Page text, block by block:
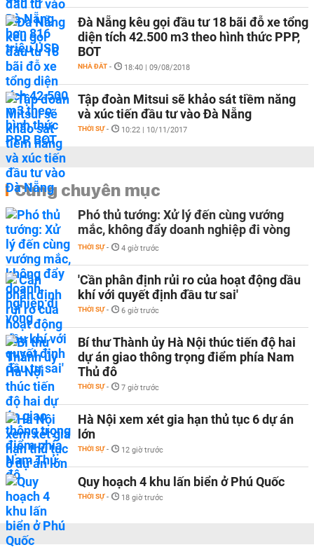
Đà Nẵng kêu gọi đầu tư 18 bãi đỗ xe tổng
diện tích 42.500 m3 theo hình thức PPP,
BOT
NHÀ ĐẤT - 18:40 | 09/08/2018
Tập đoàn Mitsui sẽ khảo sát tiềm năng
và xúc tiến đầu tư vào Đà Nẵng
THỜI SỰ - 10:22 | 10/11/2017
Cùng chuyên mục
Phó thủ tướng: Xử lý đến cùng vướng
mắc, không đẩy doanh nghiệp đi vòng
THỜI SỰ - 4 giờ trước
'Cần phân định rủi ro của hoạt động dầu
khí với quyết định đầu tư sai'
THỜI SỰ - 6 giờ trước
Bí thư Thành ủy Hà Nội thúc tiến độ hai
dự án giao thông trọng điểm phía Nam
Thủ đô
THỜI SỰ - 7 giờ trước
Hà Nội xem xét gia hạn thủ tục 6 dự án
lớn
THỜI SỰ - 12 giờ trước
Quy hoạch 4 khu lấn biển ở Phú Quốc
THỜI SỰ - 18 giờ trước